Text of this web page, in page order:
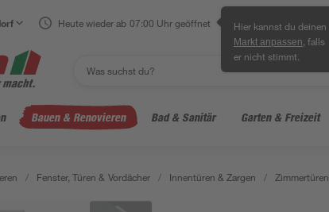
Heute wieder ab 07:00 Uhr geöffnet Hier kannst du deinen
Markt anpassen , falls
er nicht stimmt.
Bauen & Renovieren Bad & Sanitär Garten & Freizeit
/ Fenster, Türen & Vordächer / Innentüren & Zargen / Zimmertüren